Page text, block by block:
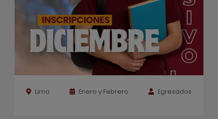
Lima Enero y Febrero Egresados